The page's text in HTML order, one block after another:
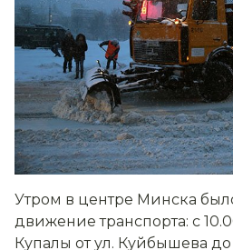
Утром в центре Минска
движение транспорта: c
Купалы от ул. Куйбышева